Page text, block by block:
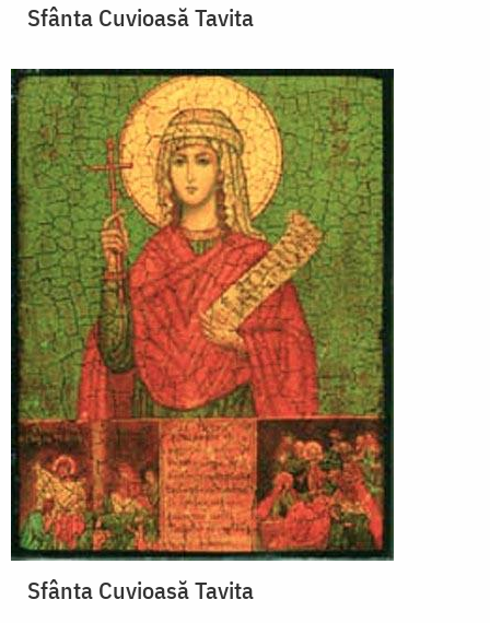
Sfânta Cuvioasă Tavita
Sfânta Cuvioasă Tavita